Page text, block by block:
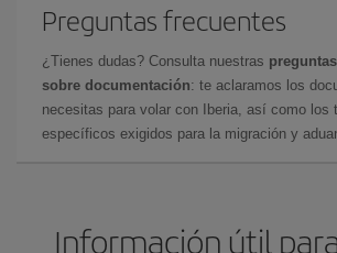
Preguntas frecuentes
¿Tienes dudas? Consulta nuestras
sobre documentación: te aclaramos los
necesitas para volar con Iberia, así como los
específicos exigidos para la migración y
Información útil